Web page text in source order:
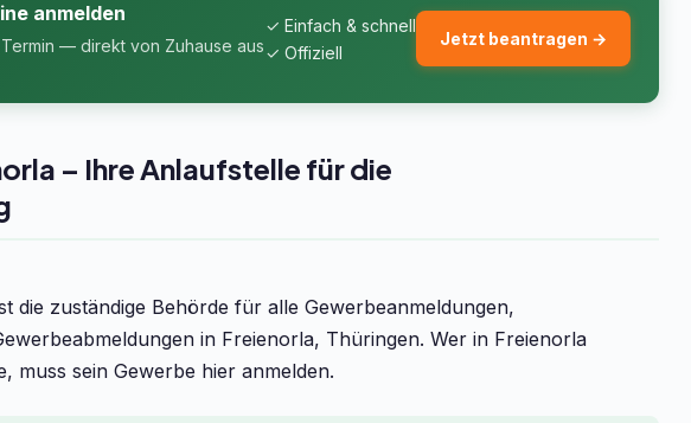
anmelden
— direkt von Zuhause aus
✓ Einfach & schnell
✓ Offiziell
Jetzt beantragen →
– Ihre Anlaufstelle für die
die zuständige Behörde für alle Gewerbeanmeldungen,
in Freienorla, Thüringen. Wer in Freienorla
muss sein Gewerbe hier anmelden.